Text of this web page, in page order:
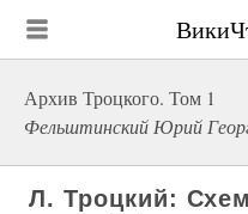
Архив Троцкого. Том 1
Фельштинский Юрий
Л. Троцкий: